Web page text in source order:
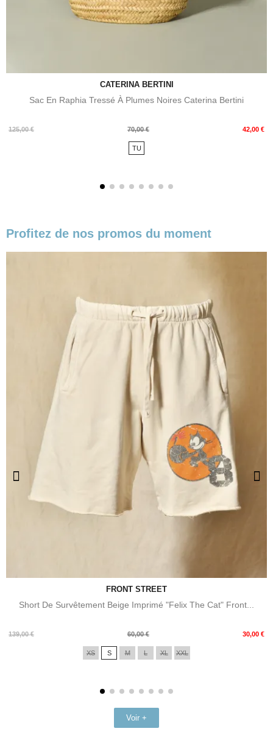
CATERINA BERTINI
Sac En Raphia Tressé À Plumes Noires Caterina Bertini
125,00 €
Prix
70,00 € 42,00 €
Prix
TU
Profitez de nos promos du moment
FRONT STREET
Short De Survêtement Beige Imprimé "Felix The Cat" Front...
139,00 €
Prix
60,00 € 30,00 €
Prix
XS S M L XL XXL
Voir +